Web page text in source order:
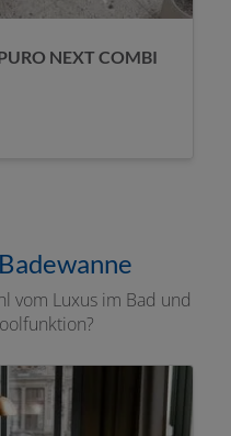
NEXT COMBI
vom Luxus im Bad und